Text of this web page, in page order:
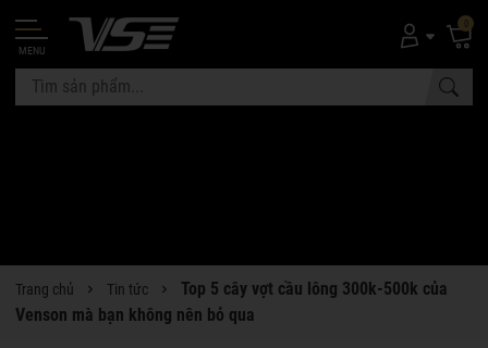
MENU
0
Trang chủ Tin tức
Top 5 cây vợt cầu lông 300k-500k của
Venson mà bạn không nên bỏ qua